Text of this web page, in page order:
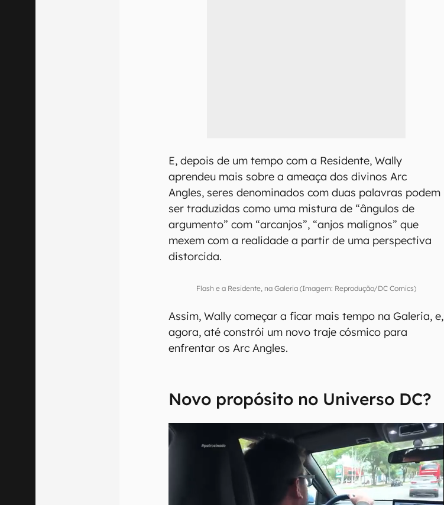
E, depois de um tempo com a Residente, Wally
aprendeu mais sobre a ameaça dos divinos Arc
Angles, seres denominados com duas palavras podem
ser traduzidas como uma mistura de “ângulos de
argumento” com “arcanjos”, “anjos malignos” que
mexem com a realidade a partir de uma perspectiva
distorcida.
Flash e a Residente, na Galeria (Imagem: Reprodução/DC Comics)
Assim, Wally começar a ficar mais tempo na Galeria, e,
agora, até constrói um novo traje cósmico para
enfrentar os Arc Angles.
Novo propósito no Universo DC?